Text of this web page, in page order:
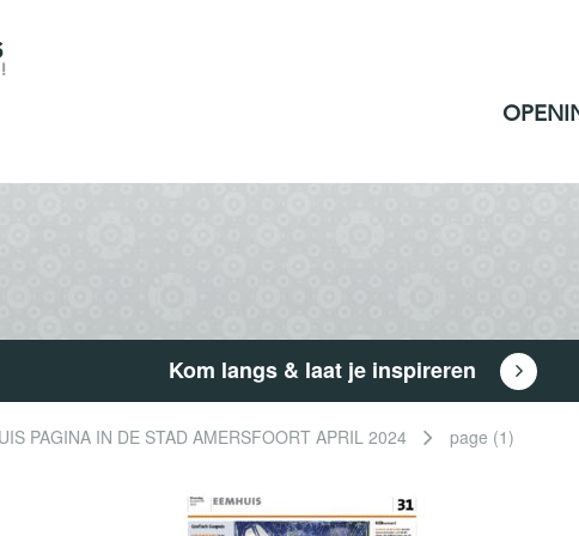
Kom langs & laat je inspireren
PAGINA IN DE STAD AMERSFOORT APRIL 2024 page (1)